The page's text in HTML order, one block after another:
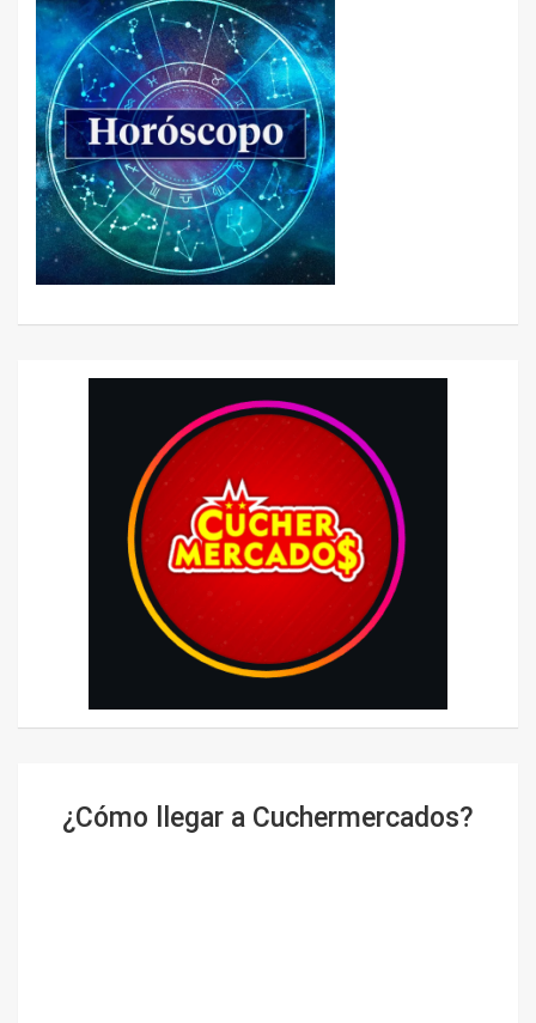
¿Cómo llegar a Cuchermercados?